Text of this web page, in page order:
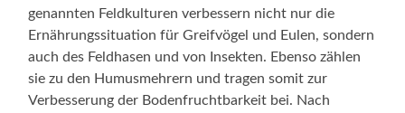
genannten Feldkulturen verbessern nicht nur die
Ernährungssituation für Greifvögel und Eulen, sondern
auch des Feldhasen und von Insekten. Ebenso zählen
sie zu den Humusmehrern und tragen somit zur
Verbesserung der Bodenfruchtbarkeit bei. Nach